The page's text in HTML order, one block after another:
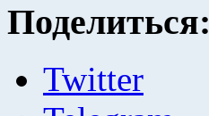
Поделиться:
Twitter